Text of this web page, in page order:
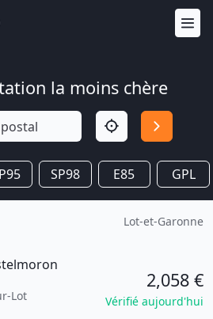
la moins chère
SP98 E85 GPL
Lot-et-Garonne
Lot
2,058 €
Vérifié aujourd'hui